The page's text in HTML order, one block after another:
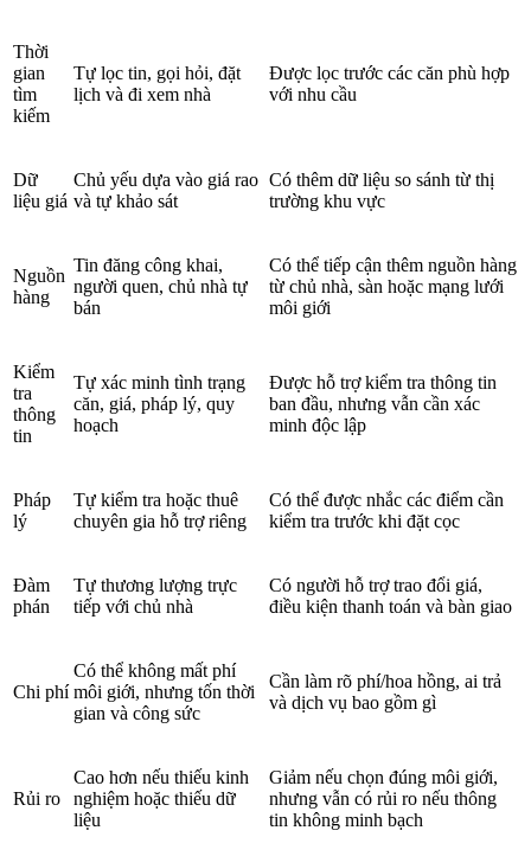
Thời
gian
tìm
kiếm
Tự lọc tin, gọi hỏi, đặt
lịch và đi xem nhà
Được lọc trước các căn phù hợp
với nhu cầu
Dữ
liệu giá
Chủ yếu dựa vào giá rao
và tự khảo sát
Có thêm dữ liệu so sánh từ thị
trường khu vực
Nguồn
hàng
Tin đăng công khai,
người quen, chủ nhà tự
bán
Có thể tiếp cận thêm nguồn hàng
từ chủ nhà, sàn hoặc mạng lưới
môi giới
Kiểm
tra
thông
tin
Tự xác minh tình trạng
căn, giá, pháp lý, quy
hoạch
Được hỗ trợ kiểm tra thông tin
ban đầu, nhưng vẫn cần xác
minh độc lập
Pháp
lý
Tự kiểm tra hoặc thuê
chuyên gia hỗ trợ riêng
Có thể được nhắc các điểm cần
kiểm tra trước khi đặt cọc
Đàm
phán
Tự thương lượng trực
tiếp với chủ nhà
Có người hỗ trợ trao đổi giá,
điều kiện thanh toán và bàn giao
Chi phí
Có thể không mất phí
môi giới, nhưng tốn thời
gian và công sức
Cần làm rõ phí/hoa hồng, ai trả
và dịch vụ bao gồm gì
Rủi ro
Cao hơn nếu thiếu kinh
nghiệm hoặc thiếu dữ
liệu
Giảm nếu chọn đúng môi giới,
nhưng vẫn có rủi ro nếu thông
tin không minh bạch